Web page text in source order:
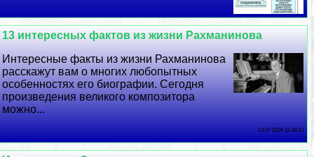
13 интересных фактов из жизни Рахманинова
Интересные факты из жизни Рахманинова
расскажут вам о многих любопытных
особенностях его биографии. Сегодня
произведения великого композитора
можно...
13 07 2026 11:34:13